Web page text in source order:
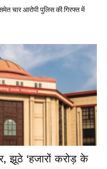
चार आरोपी पुलिस की गिरफ्त में
झूठे ‘हजारों करोड़ के